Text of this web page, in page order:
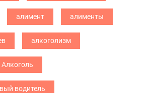
алимент алименты
алкоголизм
Алкоголь
водитель